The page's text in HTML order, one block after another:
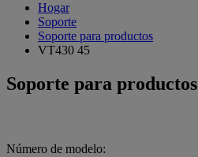
Hogar
Soporte
Soporte para productos
VT430 45
Soporte para productos
Número de modelo: